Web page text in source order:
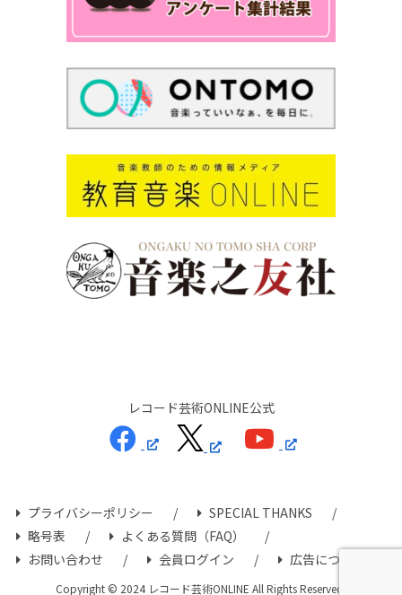
レコード芸術ONLINE公式
プライバシーポリシー
SPECIAL THANKS
略号表
よくある質問（FAQ）
お問い合わせ
会員ログイン 広告について
Copyright © 2024 レコード芸術ONLINE All Rights Reserved.